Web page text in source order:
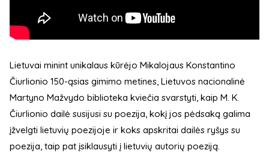
Lietuvai minint unikalaus kūrėjo Mikalojaus Konstantino
Čiurlionio 150-ąsias gimimo metines, Lietuvos nacionalinė
Martyno Mažvydo biblioteka kviečia svarstyti, kaip M. K.
Čiurlionio dailė susijusi su poezija, kokį jos pėdsaką galima
įžvelgti lietuvių poezijoje ir koks apskritai dailės ryšys su
poezija, taip pat įsiklausyti į lietuvių autorių poeziją.